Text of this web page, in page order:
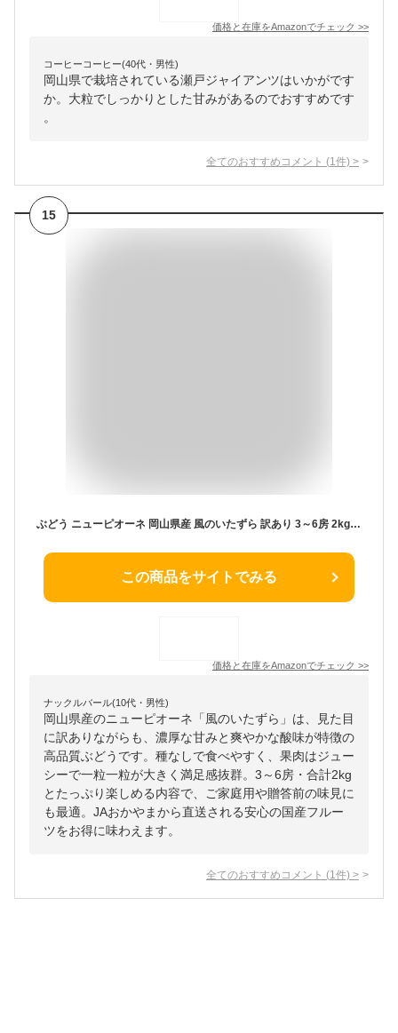
価格と在庫をAmazonでチェック >>
コーヒーコーヒー(40代・男性)
岡山県で栽培されている瀬戸ジャイアンツはいかがです
か。大粒でしっかりとした甘みがあるのでおすすめです
。
全てのおすすめコメント (1 件) >
15
ぶどう ニューピオーネ 岡山県産 風のいたずら 訳あり 3～6房 2kg 岡山県産 ＪＡおかやま 葡萄 ブドウ
この商品をサイトでみる
価格と在庫をAmazonでチェック >>
ナックルバール(10代・男性)
岡山県産のニューピオーネ「風のいたずら」は、見た目
に訳ありながらも、濃厚な甘みと爽やかな酸味が特徴の
高品質ぶどうです。種なしで食べやすく、果肉はジュー
シーで一粒一粒が大きく満足感抜群。3～6房・合計2kg
とたっぷり楽しめる内容で、ご家庭用や贈答前の味見に
も最適。JAおかやまから直送される安心の国産フルー
ツをお得に味わえます。
全てのおすすめコメント (1 件) >